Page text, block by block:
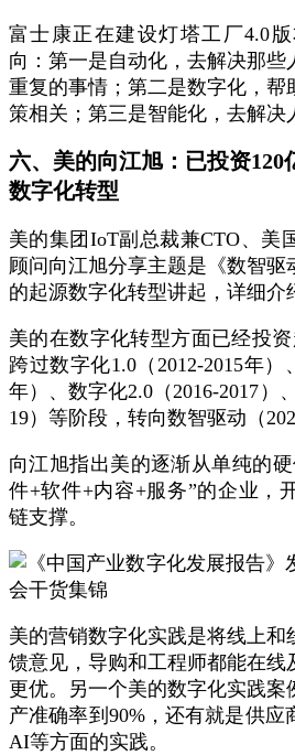
富士康正在建设灯塔工厂4.0
向：第一是自动化，去解决那些
重复的事情；第二是数字化，帮
策相关；第三是智能化，去解决
六、美的向江旭：已投资120
数字化转型
美的集团IoT副总裁兼CTO、美
顾问向江旭分享主题是《数智驱
的起源数字化转型讲起，详细介
美的在数字化转型方面已经投
跨过数字化1.0（2012-2015年）
年）、数字化2.0（2016-2017）
19）等阶段，转向数智驱动（
向江旭指出美的逐渐从单纯的
件+软件+内容+服务”的企业，
链支撑。
美的营销数字化实践是将线上和
馈意见，导购和工程师都能在线
更优。另一个美的数字化实践案
产准确率到90%，还有就是供应
AI等方面的实践。